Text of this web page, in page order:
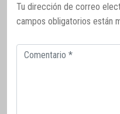
Tu dirección de correo
campos obligatorios están
Comentario